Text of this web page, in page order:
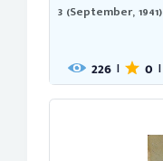
3 (September, 1941)
226 | 0 |